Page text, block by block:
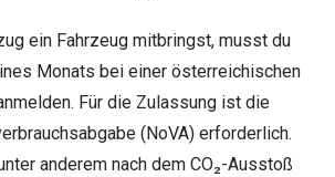
ein Fahrzeug mitbringst, musst du
Monats bei einer österreichischen
Für die Zulassung ist die
(NoVA) erforderlich.
anderem nach dem CO₂-Ausstoß